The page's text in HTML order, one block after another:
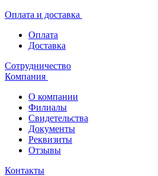
Оплата и доставка
Оплата
Доставка
Сотрудничество
Компания
О компании
Филиалы
Свидетельства
Документы
Реквизиты
Отзывы
Контакты